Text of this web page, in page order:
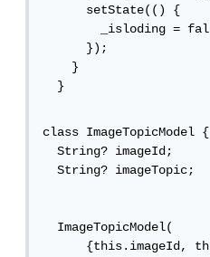
      setState(() {
      });
    }
  }
class ImageTopicModel {
  String? imageId;
  String? imageTopic;
  ImageTopicModel(
      {this.imageId, this.imageTopic});